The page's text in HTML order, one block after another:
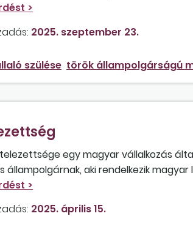
leadott egy igazolást, mely
volt.
2025. szeptember 23.
szülése török állampolgárságú
egy magyar vállalkozás
aki rendelkezik
a kifizetőt
a hatályos magyar–amerikai
igazolás beszerzése szükséges a
2025. április 15.